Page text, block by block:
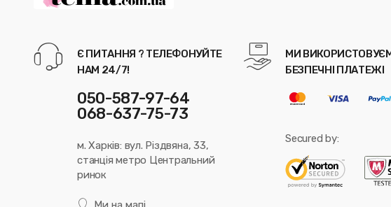
Є ПИТАННЯ ? ТЕЛЕФОНУЙТЕ
НАМ 24/7!
050-587-97-64
068-637-75-73
м. Харків: вул. Різдвяна, 33,
станція метро Центральний
ринок
МИ
БЕЗПЕЧНІ ПЛАТЕЖІ
Secured by: